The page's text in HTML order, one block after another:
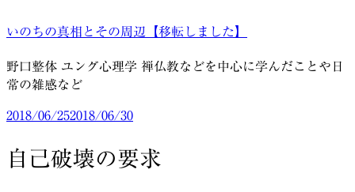
ン
ン
ツ
へ
キ
ッ
いのちの真相とその周辺【移転しました】
野口整体 ユング心理学 禅仏教などを中心に学んだことや日
常の雑感など
投
日:
2018/06/252018/06/30
自己破壊の要求